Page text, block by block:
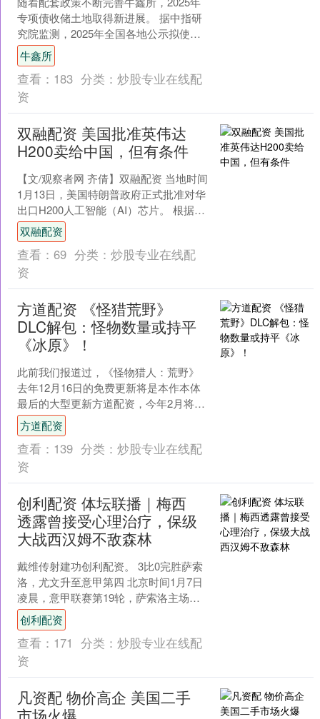
专项债收储土地取得新进展。 据中指研
究院监测，2025年全国各地公示拟使用
专项债收回收购存量闲置土地的数量超
5500宗，总....
牛鑫所
查看： 183 分类： 炒股专业在线配
资
双融配资 美国批准英伟达
H200卖给中国，但有条件
【文/观察者网 齐倩】双融配资 当地时间
1月13日，美国特朗普政府正式批准对华
出口H200人工智能（AI）芯片。 根据美
国商务部发布声明，商务部下属机构工
业与安....
双融配资
查看： 69 分类： 炒股专业在线配
资
方道配资 《怪猎荒野》
DLC解包：怪物数量或持平
《冰原》！
此前我们报道过，《怪物猎人：荒野》
去年12月16日的免费更新将是本作本体
最后的大型更新方道配资，今年2月将发
布最终更新，小规模追加新内容主要是
新的历战王挑战等。....
方道配资
查看： 139 分类： 炒股专业在线配
资
创利配资 体坛联播｜梅西
透露曾接受心理治疗，保级
大战西汉姆不敌森林
戴维传射建功创利配资。 3比0完胜萨索
洛，尤文升至意甲第四 北京时间1月7日
凌晨，意甲联赛第19轮，萨索洛主场迎
战尤文图斯。 第16分钟，卡卢卢传中，
禁区内穆哈....
创利配资
查看： 171 分类： 炒股专业在线配
资
凡资配 物价高企 美国二手